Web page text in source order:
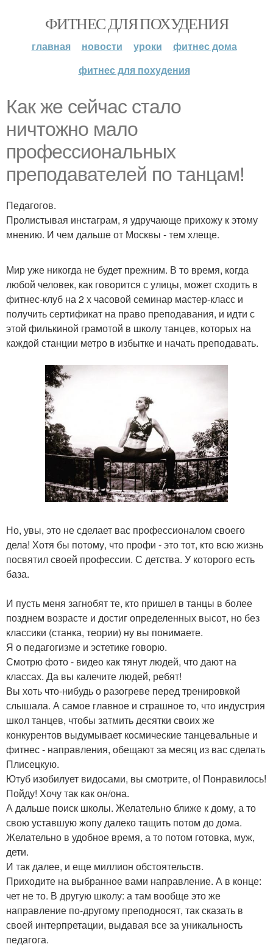
ФИТНЕС ДЛЯ ПОХУДЕНИЯ
главная новости уроки
фитнес дома
фитнес для похудения
Как же сейчас стало
ничтожно мало
профессиональных
преподавателей по танцам!
Педагогов.
Пролистывая инстаграм, я удручающе прихожу к этому
мнению. И чем дальше от Москвы - тем хлеще.
Мир уже никогда не будет прежним. В то время, когда
любой человек, как говорится с улицы, может сходить в
фитнес-клуб на 2 х часовой семинар мастер-класс и
получить сертификат на право преподавания, и идти с
этой филькиной грамотой в школу танцев, которых на
каждой станции метро в избытке и начать преподавать.
Но, увы, это не сделает вас профессионалом своего
дела! Хотя бы потому, что профи - это тот, кто всю жизнь
посвятил своей профессии. С детства. У которого есть
база.
И пусть меня загнобят те, кто пришел в танцы в более
позднем возрасте и достиг определенных высот, но без
классики (станка, теории) ну вы понимаете.
Я о педагогизме и эстетике говорю.
Смотрю фото - видео как тянут людей, что дают на
классах. Да вы калечите людей, ребят!
Вы хоть что-нибудь о разогреве перед тренировкой
слышала. А самое главное и страшное то, что индустрия
школ танцев, чтобы затмить десятки своих же
конкурентов выдумывает космические танцевальные и
фитнес - направления, обещают за месяц из вас сделать
Плисецкую.
Ютуб изобилует видосами, вы смотрите, о! Понравилось!
Пойду! Хочу так как он/она.
А дальше поиск школы. Желательно ближе к дому, а то
свою уставшую жопу далеко тащить потом до дома.
Желательно в удобное время, а то потом готовка, муж,
дети.
И так далее, и еще миллион обстоятельств.
Приходите на выбранное вами направление. А в конце:
чет не то. В другую школу: а там вообще это же
направление по-другому преподносят, так сказать в
своей интерпретации, выдавая все за уникальность
педагога.